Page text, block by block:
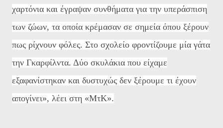
χαρτόνια και έγραψαν συνθήματα για την υπεράσπιση
των ζώων, τα οποία κρέμασαν σε σημεία όπου ξέρουν
πως ρίχνουν φόλες. Στο σχολείο φροντίζουμε μία γάτα
την Γκαρφίλντα. Δύο σκυλάκια που είχαμε
εξαφανίστηκαν και δυστυχώς δεν ξέρουμε τι έχουν
απογίνει», λέει στη «ΜτΚ».